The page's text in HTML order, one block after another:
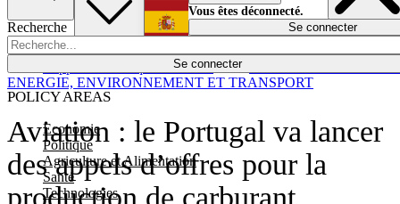
Recherche
Se connecter
POLICY AREAS
Economie
Politique
Agriculture et Alimentation
Santé
Technologies
Économie
Español
Vous êtes déconnecté.
Se connecter
Aviation : le Portugal va lancer
des appels d’offres pour la
ENERGIE, ENVIRONNEMENT ET TRANSPORT